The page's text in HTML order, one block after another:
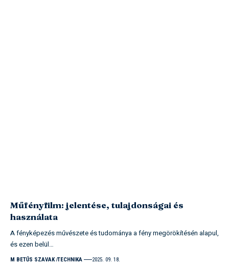
Műfényfilm: jelentése, tulajdonságai és
használata
A fényképezés művészete és tudománya a fény megörökítésén alapul,
és ezen belül…
M BETŰS SZAVAK TECHNIKA 2025. 09. 18.